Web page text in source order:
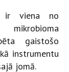
ir viena no
gaistošo
instrumentu
jomā.